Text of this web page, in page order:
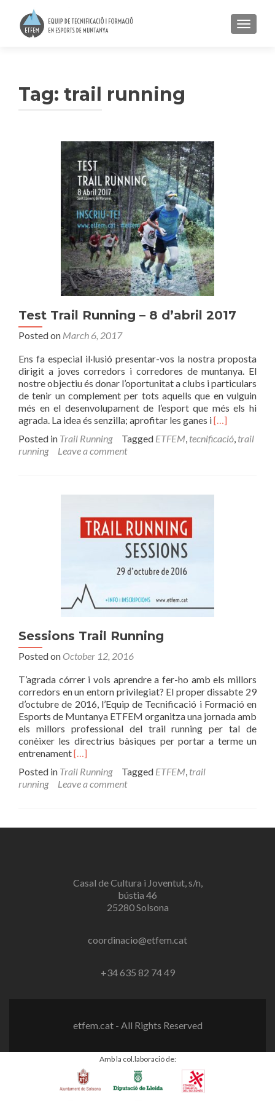
Tag: trail running
Test Trail Running – 8 d’abril 2017
Posted on March 6, 2017
Ens fa especial il·lusió presentar-vos la nostra proposta
dirigit a joves corredors i corredores de muntanya. El
nostre objectiu és donar l’oportunitat a clubs i particulars
de tenir un complement per tots aquells que en vulguin
més en el desenvolupament de l’esport que més els hi
agrada. La idea és senzilla; aprofitar les ganes iRead
about
–
[…]
Posted in Trail Running Tagged ETFEM tecnificació trail
running
Leave a comment
Sessions Trail Running
Posted on October 12, 2016
T’agrada córrer i vols aprendre a fer-ho amb els millors
corredors en un entorn privilegiat? El proper dissabte 29
d’octubre de 2016, l’Equip de Tecnificació i Formació en
Esports de Muntanya ETFEM organitza una jornada amb
els millors professional del trail running per tal de
conèixer les directrius bàsiques per portar a terme un
entrenamentRead
about
Sessions
[…]
Posted in Trail Running Tagged ETFEM, trail
running
Leave a comment
Casal de Cultura i Joventut, s/n,
bústia 46
25280 Solsona
coordinacio@etfem.cat
+34 635 82 74 49
etfem.cat - All Rights Reserved
Amb la col.laboració de: